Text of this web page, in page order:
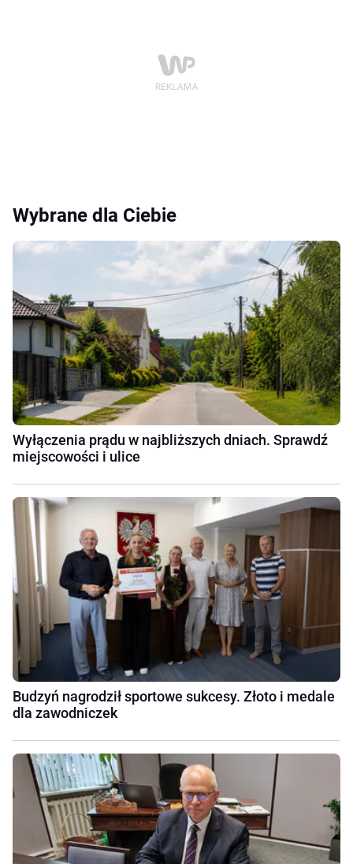
Wybrane dla Ciebie
Wyłączenia prądu w najbliższych dniach. Sprawdź
miejscowości i ulice
Budzyń nagrodził sportowe sukcesy. Złoto i medale
dla zawodniczek